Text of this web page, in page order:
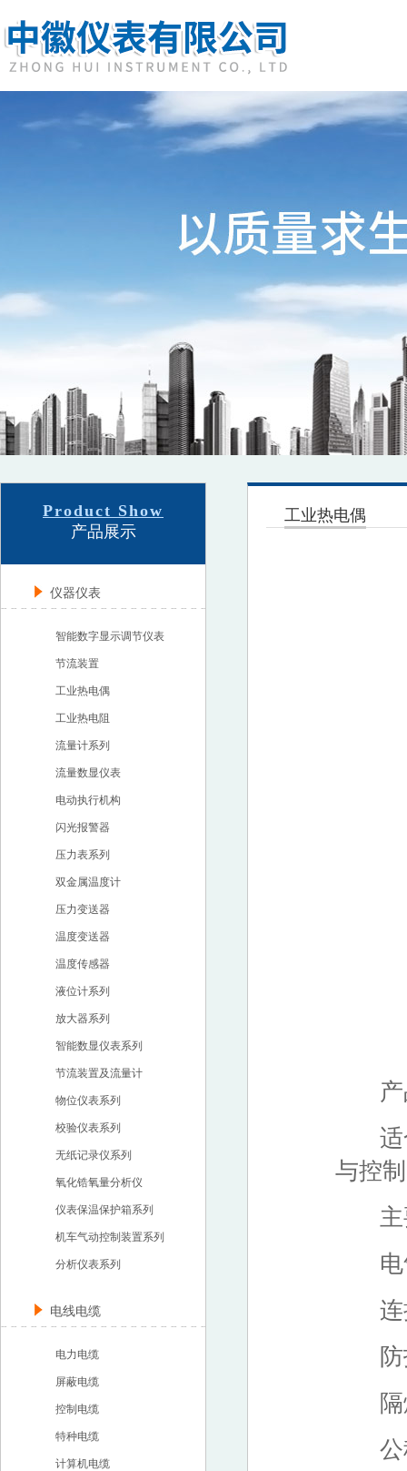
Product Show
产品展示
仪器仪表
智能数字显示调节仪表
节流装置
工业热电偶
工业热电阻
流量计系列
流量数显仪表
电动执行机构
闪光报警器
压力表系列
双金属温度计
压力变送器
温度变送器
温度传感器
液位计系列
放大器系列
智能数显仪表系列
节流装置及流量计
物位仪表系列
校验仪表系列
无纸记录仪系列
氧化锆氧量分析仪
仪表保温保护箱系列
机车气动控制装置系列
分析仪表系列
电线电缆
电力电缆
屏蔽电缆
控制电缆
特种电缆
计算机电缆
工业热电偶
产
适合
与控
主
电气
连接
防
隔爆
公称